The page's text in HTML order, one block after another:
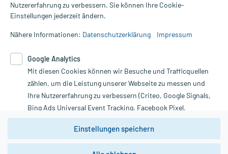
Alle Preise gelten inkl. MwSt., ggf. zzgl. Versandkosten
Informationen auf dieser Website werden ausschließlich für
die Untersuchung und Behandlung durch einen Arzt. Bitte
Therapien eingeleitet werden können. | Diese Webseite benutzt
Google Analytics. Lesen Sie bitte dazu die wichtigen Hinweise in
unserer Datenschutzerklärung. Für den Widerruf einer Bestellung
nutzen Sie das Formular:
Vertrag widerrufen
Nutzererfahrung zu verbessern. Sie können Ihre Cookie-
Einstellungen jederzeit ändern.
Nähere Informationen: Datenschutzerklärung Impressum
Google Analytics
Mit diesen Cookies können wir Besuche und Trafficquellen
zählen, um die Leistung unserer Webseite zu messen und
Ihre Nutzererfahrung zu verbessern (Criteo, Google Signals,
Bing Ads Universal Event Tracking, Facebook Pixel,
Youtube-Social Plugin).
Wir weisen darauf hin, dass die
Einstellungen speichern